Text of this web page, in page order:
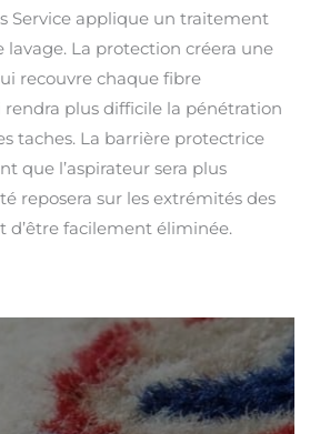
Service applique un traitement
lavage. La protection créera une
recouvre chaque fibre
plus difficile la pénétration
taches. La barrière protectrice
que l’aspirateur sera plus
reposera sur les extrémités des
d’être facilement éliminée.